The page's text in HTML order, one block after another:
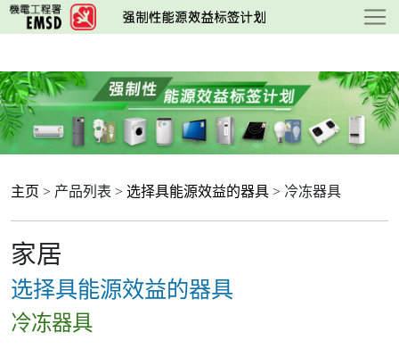
跳
至
要
内
容
主页 > 产品列表 > 选择具能源效益的器具 > 冷冻器具
家居
选择具能源效益的器具
冷冻器具